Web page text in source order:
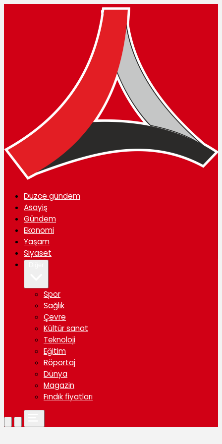
Düzce gündem
Asayiş
Gündem
Ekonomi
Yaşam
Siyaset
Spor
Sağlık
Çevre
Kültür sanat
Teknoloji
Eğitim
Röportaj
Dünya
Magazin
Fındık fiyatları